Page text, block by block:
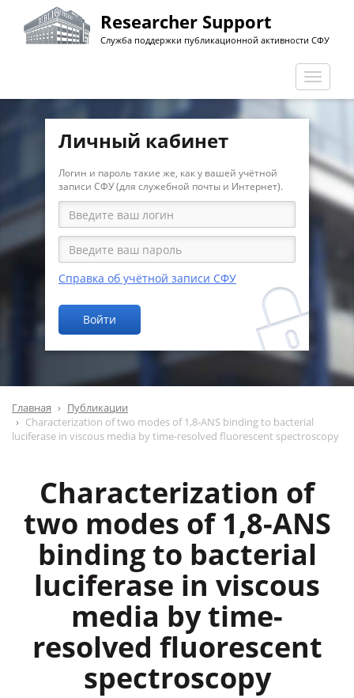
Перейти
основному
Researcher Support
Служба поддержки публикационной активности СФУ
Личный кабинет
Логин и пароль такие же, как у вашей учётной
записи СФУ (для служебной почты и Интернет).
Справка об учётной записи СФУ
Войти
Главная
Публикации
Characterization of two modes of 1,8-ANS binding to bacterial
luciferase in viscous media by time-resolved fluorescent spectroscopy
Characterization of
two modes of 1,8-ANS
binding to bacterial
luciferase in viscous
media by time-
resolved fluorescent
spectroscopy